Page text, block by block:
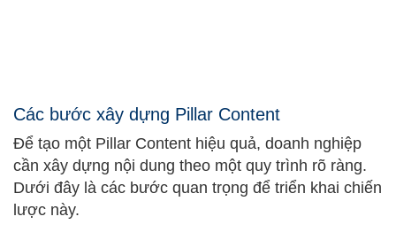
Các bước xây dựng Pillar Content
Để tạo một Pillar Content hiệu quả, doanh nghiệp
cần xây dựng nội dung theo một quy trình rõ ràng.
Dưới đây là các bước quan trọng để triển khai chiến
lược này.